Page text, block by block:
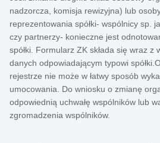
nadzorcza, komisja rewizyjna) lub
reprezentowania spółki- wspólnicy sp.
czy partnerzy- konieczne jest
spółki. Formularz ZK składa się wraz z
danych odpowiadającym typowi
rejestrze nie może w łatwy sposób
umocowania. Do wniosku o zmianę
odpowiednią uchwałę wspólników lub
zgromadzenia wspólników.